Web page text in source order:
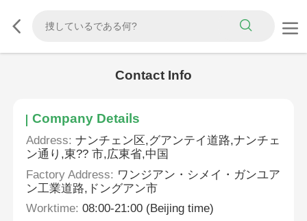
Contact Info
Company Details
Address: ナンチェン区,グアンテイ道路,ナンチェ
ン通り,東?? 市,広東省,中国
Factory Address: ワンジアン・シメイ・ガンユア
ン工業道路,ドングアン市
Worktime: 08:00-21:00 (Beijing time)